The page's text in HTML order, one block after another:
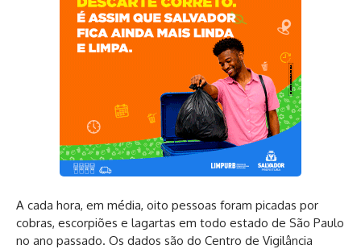
A cada hora, em média, oito pessoas foram picadas por
cobras, escorpiões e lagartas em todo estado de São Paulo
no ano passado. Os dados são do Centro de Vigilância